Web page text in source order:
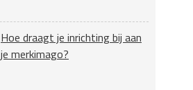
Hoe draagt je inrichting bij aan
je merkimago?